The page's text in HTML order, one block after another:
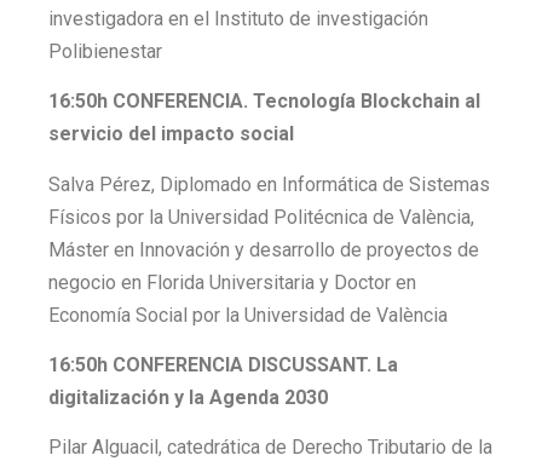
investigadora en el Instituto de investigación
Polibienestar
16:50h CONFERENCIA. Tecnología Blockchain al
servicio del impacto social
Salva Pérez, Diplomado en Informática de Sistemas
Físicos por la Universidad Politécnica de València,
Máster en Innovación y desarrollo de proyectos de
negocio en Florida Universitaria y Doctor en
Economía Social por la Universidad de València
16:50h CONFERENCIA DISCUSSANT. La
digitalización y la Agenda 2030
Pilar Alguacil, catedrática de Derecho Tributario de la